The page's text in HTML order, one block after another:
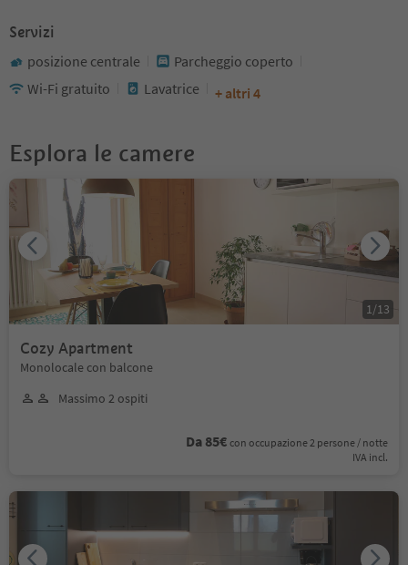
Servizi
posizione centrale
Parcheggio coperto
Wi-Fi gratuito
Lavatrice + altri 4
Esplora le camere
Cozy Apartment
Monolocale con balcone
Massimo 2 ospiti
Da 85€ con occupazione 2 persone / notte
IVA incl.
1 /13